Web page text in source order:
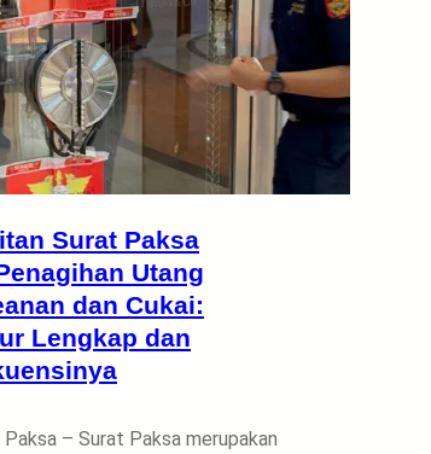
Surat Paksa
Utang
dan Cukai:
Lengkap dan
– Surat Paksa merupakan